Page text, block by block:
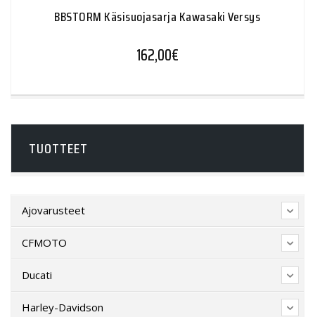
BBSTORM Käsisuojasarja Kawasaki Versys
162,00€
TUOTTEET
Ajovarusteet
CFMOTO
Ducati
Harley-Davidson